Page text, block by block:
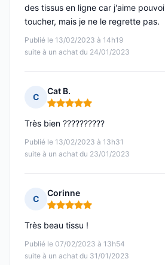
Publié le 13/02/2023 à 14h19
suite à un achat du 24/01/2023
des tissus en ligne car j'aime
toucher, mais je ne le regrette pas.
C
Cat B.
Note : 5 sur 5
Publié le 13/02/2023 à 13h31
suite à un achat du 23/01/2023
Très bien ??????????
C
Corinne
Note : 5 sur 5
Publié le 07/02/2023 à 13h54
suite à un achat du 31/01/2023
Très beau tissu !